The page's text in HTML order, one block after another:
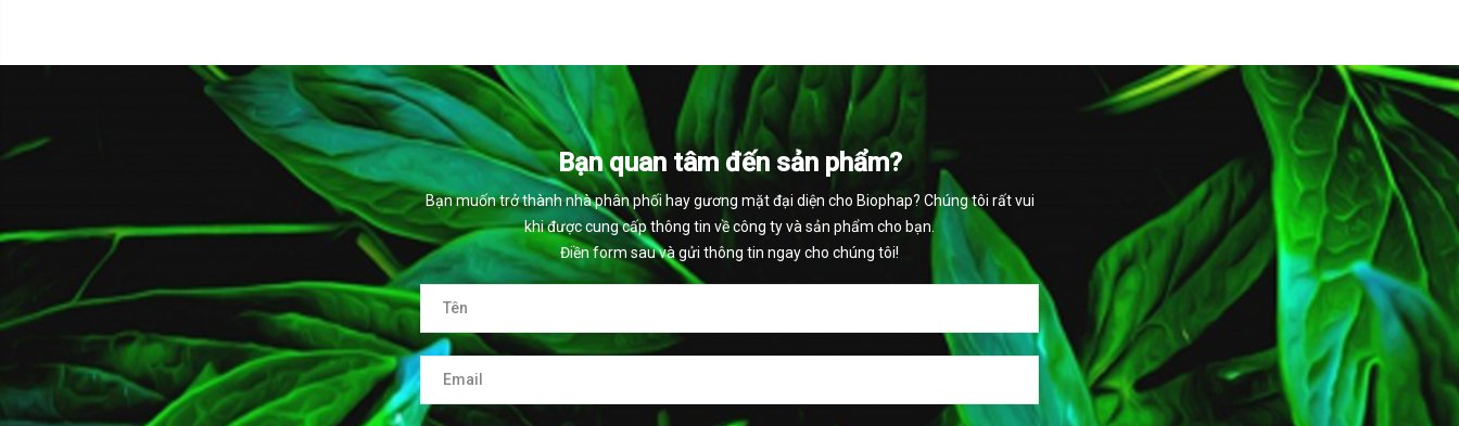
Bạn quan tâm đến sản phẩm?
Bạn muốn trở thành nhà phân phối hay gương mặt đại diện cho Biophap? Chúng tôi rất vui
khi được cung cấp thông tin về công ty và sản phẩm cho bạn.
Điền form sau và gửi thông tin ngay cho chúng tôi!